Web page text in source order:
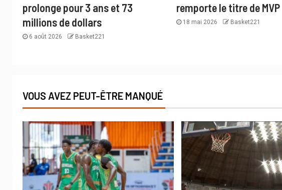
prolonge pour 3 ans et 73
millions de dollars
6 août 2026 Basket221
remporte le titre de MVP
18 mai 2026 Basket221
VOUS AVEZ PEUT-ÊTRE MANQUÉ